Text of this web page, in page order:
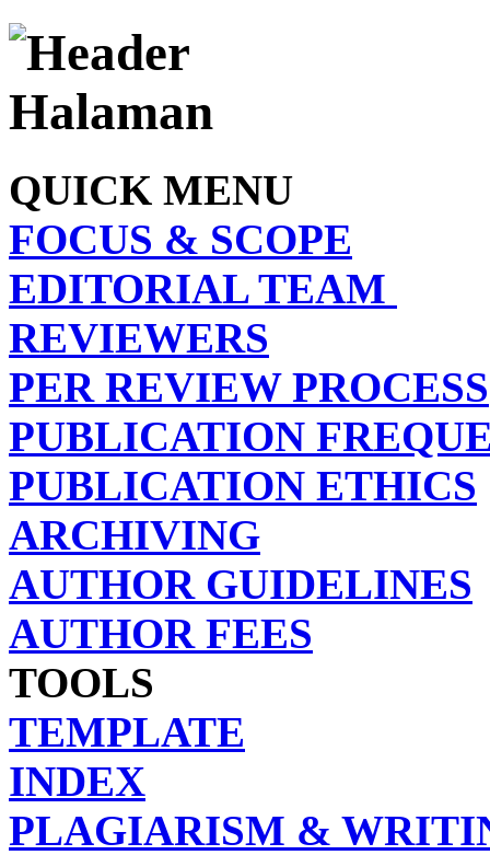
QUICK MENU
FOCUS & SCOPE
EDITORIAL TEAM
REVIEWERS
PER REVIEW PROCESS
PUBLICATION
PUBLICATION ETHICS
ARCHIVING
AUTHOR GUIDELINES
AUTHOR FEES
TOOLS
TEMPLATE
INDEX
PLAGIARISM &